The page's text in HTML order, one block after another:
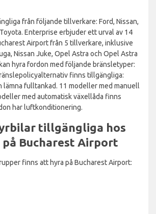
från följande tillverkare: Ford, Nissan,
Enterprise erbjuder ett urval av 14
Airport från 5 tillverkare, inklusive
Nissan Juke, Opel Astra och Opel Astra
hyra fordon med följande bränsletyper:
finns tillgängliga:
lämna fulltankad. 11 modeller med manuell
med automatisk växellåda finns
har luftkonditionering.
tillgängliga hos
Bucharest Airport
finns att hyra på Bucharest Airport: